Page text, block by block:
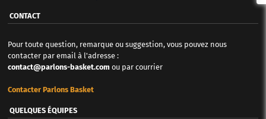
CONTACT
Pour toute question, remarque ou suggestion, vous pouvez nous
contacter par email à l'adresse :
contact@parlons-basket.com ou par courrier
Contacter Parlons Basket
QUELQUES ÉQUIPES